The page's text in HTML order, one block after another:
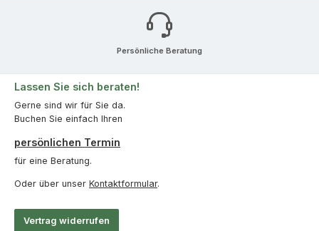
Persönliche Beratung
Lassen Sie sich beraten!
Gerne sind wir für Sie da.
Buchen Sie einfach Ihren
persönlichen Termin
für eine Beratung.
Oder über unser Kontaktformular.
Vertrag widerrufen